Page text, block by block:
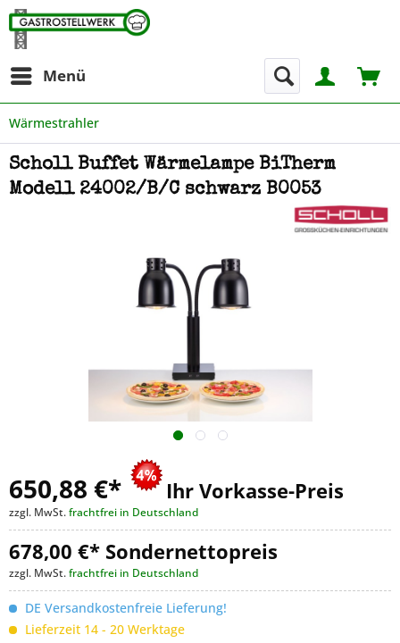
Menü
Wärmestrahler
Scholl Buffet Wärmelampe BiTherm
Modell 24002/B/C schwarz B0053
650,88 €* Ihr Vorkasse-Preis
zzgl. MwSt.frachtfrei in Deutschland
678,00 €* Sondernettopreis
zzgl. MwSt.frachtfrei in Deutschland
DE Versandkostenfreie Lieferung!
Lieferzeit 14 - 20 Werktage